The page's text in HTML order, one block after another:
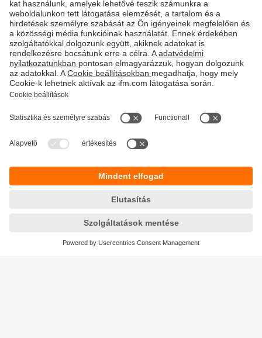
Vizes bázisú közegek
Különböző érzékelők vizes bázisú közegek
mérésére